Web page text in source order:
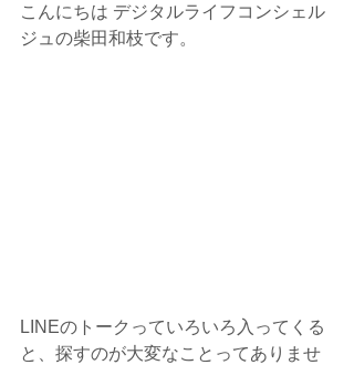
こんにちは デジタルライフコンシェル
ジュの柴田和枝です。
LINEのトークっていろいろ入ってくる
と、探すのが大変なことってありませ